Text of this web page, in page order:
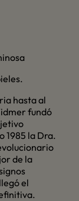
hasta al
fundó
1985 la Dra.
de la
el